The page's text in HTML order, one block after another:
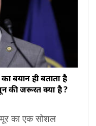
बयान ही बताता है
की जरूरत क्यों है ?
मूर का एक सोशल